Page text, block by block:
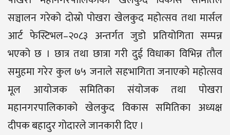
सञ्चालन गरेको दोस्रो पोखरा खेलकुद महोत्सव तथा मार्सल
आर्ट फेस्टिभल–२०८३ अन्तर्गत जुडो प्रतियोगिता सम्पन्न
भएको छ । छात्र तथा छात्रा गरी दुई विधाका विभिन्न तौल
समुहमा गरेर कुल ७५ जनाले सहभागिता जनाएको महोत्सव
मूल आयोजक समितिका संयोजक तथा पोखरा
महानगरपालिकाको खेलकुद विकास समितिका अध्यक्ष
दीपक बहादुर गोदारले जानकारी दिए ।